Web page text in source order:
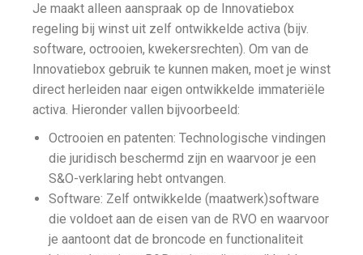
Je maakt alleen aanspraak op de Innovatiebox
regeling bij winst uit zelf ontwikkelde activa (bijv.
software, octrooien, kwekersrechten). Om van de
Innovatiebox gebruik te kunnen maken, moet je winst
direct herleiden naar eigen ontwikkelde immateriële
activa. Hieronder vallen bijvoorbeeld:
Octrooien en patenten: Technologische vindingen
die juridisch beschermd zijn en waarvoor je een
S&O-verklaring hebt ontvangen.
Software: Zelf ontwikkelde (maatwerk)software
die voldoet aan de eisen van de RVO en waarvoor
je aantoont dat de broncode en functionaliteit